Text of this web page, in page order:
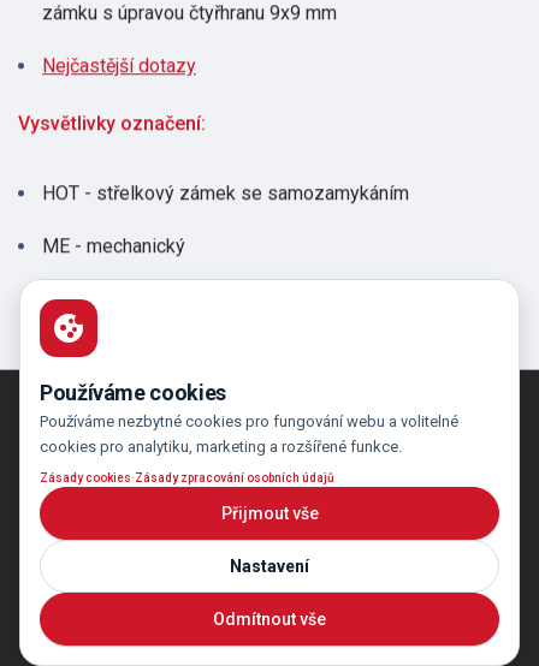
Používáme cookies
Používáme nezbytné cookies pro fungování webu a volitelné
cookies pro analytiku, marketing a rozšířené funkce.
Zásady cookies·Zásady zpracování osobních údajů
Přijmout vše
Nastavení
Odmítnout vše
zámku s úpravou čtyřhranu 9x9 mm
Nejčastější dotazy
Vysvětlivky označení:
HOT - střelkový zámek se samozamykáním
ME - mechanický
ERBI systems s.r.o.
Šestajovická 488/20
198 00 Praha 9 Hloubětín
GPS:50°6’14.040”N,
14°32’13.812”E
Tel.:
E-mail:obchod@erbi.cz
GDPR | Nastavení cookies | Design by Movisio s.r.o.